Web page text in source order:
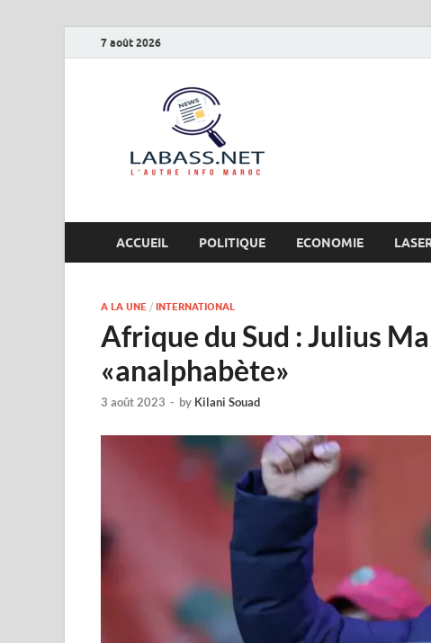
7 août 2026
ACCUEIL POLITIQUE ECONOMIE
A LA UNE / INTERNATIONAL
Afrique du Sud : Julius
«analphabète»
3 août 2023 - by Kilani Souad